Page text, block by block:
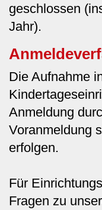
geschlossen
Jahr).
Die Aufnahme
Anmeldung
Voranmeldung
erfolgen.
Für
Fragen zu